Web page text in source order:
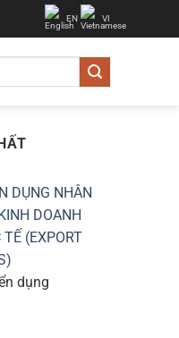
EN VI
DỤNG NHÂN
DOANH
TẾ (EXPORT
dụng